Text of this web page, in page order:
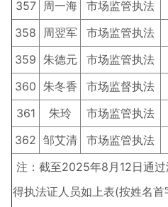
357
周一海 市场监管执法
358
周翌军 市场监管执法
359 朱德元 市场监管执法
360 朱冬香 市场监督执法
361
朱玲 市场监管执法
362 邹艾清 市场监管执法
注：截至2025年8月12日通
得执法证人员如上表(按姓名